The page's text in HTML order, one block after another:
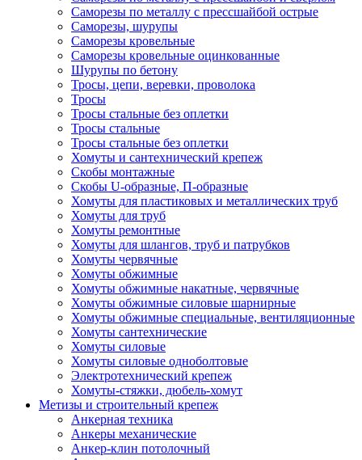
Саморезы по металлу с прессшайбой острые
Саморезы, шурупы
Саморезы кровельные
Саморезы кровельные оцинкованные
Шурупы по бетону
Тросы, цепи, веревки, проволока
Тросы
Тросы стальные без оплетки
Тросы стальные
Тросы стальные без оплетки
Хомуты и сантехнический крепеж
Скобы монтажные
Скобы U-образные, П-образные
Хомуты для пластиковых и металлических труб
Хомуты для труб
Хомуты ремонтные
Хомуты для шлангов, труб и патрубков
Хомуты червячные
Хомуты обжимные
Хомуты обжимные накатные, червячные
Хомуты обжимные силовые шарнирные
Хомуты обжимные специальные, вентиляционные
Хомуты сантехнические
Хомуты силовые
Хомуты силовые одноболтовые
Электротехнический крепеж
Хомуты-стяжки, дюбель-хомут
Метизы и строительный крепеж
Анкерная техника
Анкеры механические
Анкер-клин потолочный